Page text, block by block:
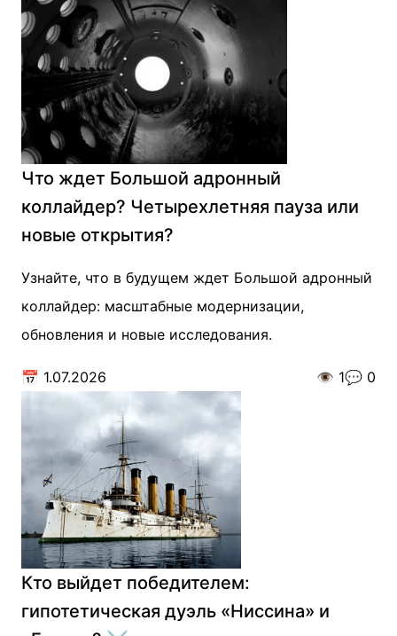
Что ждет Большой адронный
коллайдер? Четырехлетняя пауза или
новые открытия?
Узнайте, что в будущем ждет Большой адронный
коллайдер: масштабные модернизации,
обновления и новые исследования.
📅 1.07.2026 👁️ 1💬 0
Кто выйдет победителем:
гипотетическая дуэль «Ниссина» и